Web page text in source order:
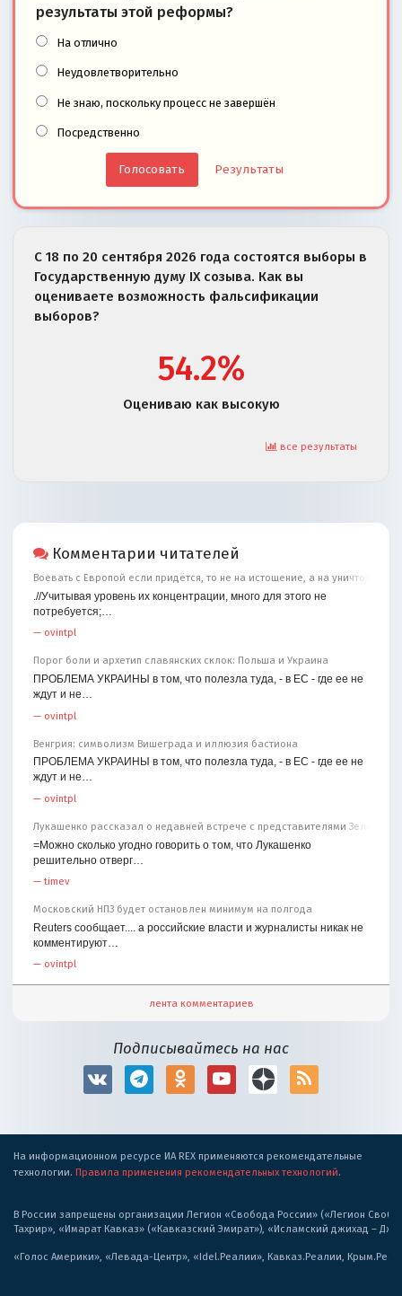
результаты этой реформы?
На отлично
Неудовлетворительно
Не знаю, поскольку процесс не завершён
Посредственно
Результаты
С 18 по 20 сентября 2026 года состоятся выборы в
Государственную думу IX созыва. Как вы
оцениваете возможность фальсификации
выборов?
54.2%
Оцениваю как высокую
все результаты
Комментарии читателей
Воевать с Европой если придётся, то не на истощение, а на уничтожение
.//Учитывая уровень их концентрации, много для этого не
потребуется;…
— ovintpl
Порог боли и архетип славянских склок: Польша и Украина
ПРОБЛЕМА УКРАИНЫ в том, что полезла туда, - в ЕС - где ее не
ждут и не…
— ovintpl
Венгрия: символизм Вишеграда и иллюзия бастиона
ПРОБЛЕМА УКРАИНЫ в том, что полезла туда, - в ЕС - где ее не
ждут и не…
— ovintpl
Лукашенко рассказал о недавней встрече с представителями
=Можно сколько угодно говорить о том, что Лукашенко
решительно отверг…
—timev
Московский НПЗ будет остановлен минимум на полгода
Reuters сообщает.... а российские власти и журналисты никак не
комментируют…
— ovintpl
лента комментариев
Подписывайтесь на нас
На информационном ресурсе ИА REX применяются рекомендательные
технологии. Правила применения рекомендательных технологий.
В России запрещены организации Легион «Свобода России» («Легион
Тахрир», «Имарат Кавказ» («Кавказский Эмират»), «Исламский джихад –
«Голос Америки», «Левада-Центр», «Idel.Реалии», Кавказ.Реалии,